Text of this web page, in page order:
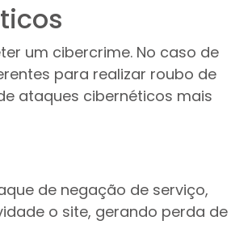
um cibercrime. No caso de
para realizar roubo de
ataques cibernéticos mais
de negação de serviço,
o site, gerando perda de